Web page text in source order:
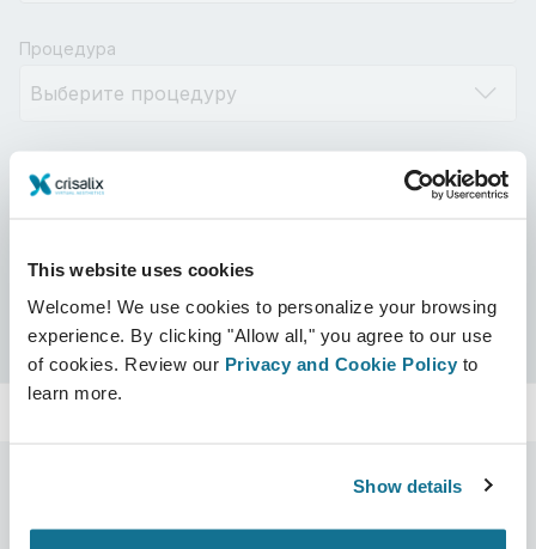
This website uses cookies
Welcome! We use cookies to personalize your browsing
experience. By clicking "Allow all," you agree to our use
of cookies. Review our Privacy and Cookie Policy to
learn more.
Show details
Процедура
Сертификаты
Сертифицировано Crisalix Поиск